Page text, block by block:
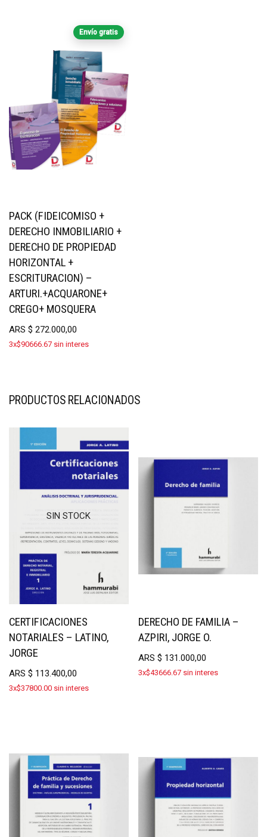
Envío gratis
PACK (FIDEICOMISO +
DERECHO INMOBILIARIO +
DERECHO DE PROPIEDAD
HORIZONTAL +
ESCRITURACION) –
ARTURI.+ACQUARONE+
CREGO+ MOSQUERA
ARS $ 272.000,00
3x$90666.67 sin interes
PRODUCTOS RELACIONADOS
SIN STOCK
CERTIFICACIONES
NOTARIALES – LATINO,
JORGE
ARS $ 113.400,00
3x$37800.00 sin interes
DERECHO DE FAMILIA –
AZPIRI, JORGE O.
ARS$ 131.000,00
3x$43666.67 sin interes